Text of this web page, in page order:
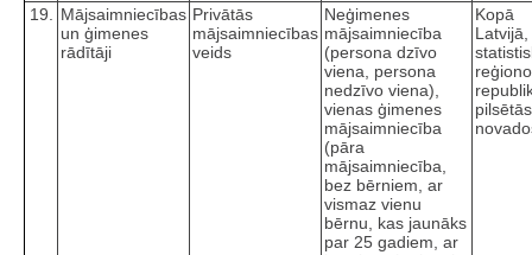
19.
Mājsaimniecības
un ģimenes
rādītāji
Privātās
mājsaimniecības
veids
Neģimenes
mājsaimniecība
(persona dzīvo
viena, persona
nedzīvo viena),
vienas ģimenes
mājsaimniecība
(pāra
mājsaimniecība,
bez bērniem, ar
vismaz vienu
bērnu, kas jaunāks
par 25 gadiem, ar
Kopā
Latvijā,